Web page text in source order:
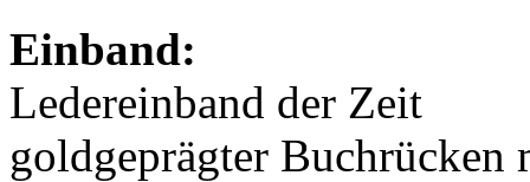
Einband:
Ledereinband der Zeit
goldgeprägter Buchrücken